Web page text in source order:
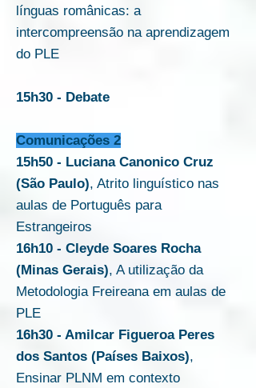
línguas românicas: a
intercompreensão na aprendizagem
do PLE
15h30 - Debate
Comunicações 2
15h50 - Luciana Canonico Cruz
(São Paulo), Atrito linguístico nas
aulas de Português para
Estrangeiros
16h10 - Cleyde Soares Rocha
(Minas Gerais), A utilização da
Metodologia Freireana em aulas de
PLE
16h30 - Amilcar Figueroa Peres
dos Santos (Países Baixos),
Ensinar PLNM em contexto